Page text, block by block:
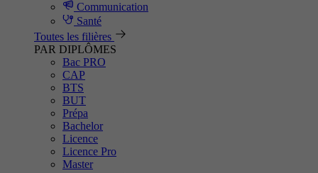
Communication
Santé
Toutes les filières
PAR DIPLÔMES
Bac PRO
CAP
BTS
BUT
Prépa
Bachelor
Licence
Licence Pro
Master